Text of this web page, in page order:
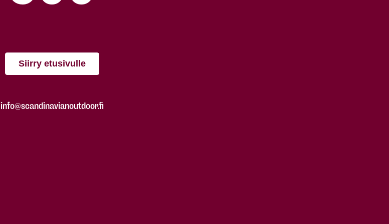
Siirry etusivulle
info@scandinavianoutdoor.fi